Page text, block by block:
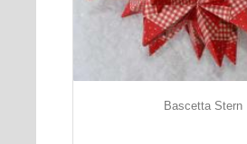
Bascetta Stern